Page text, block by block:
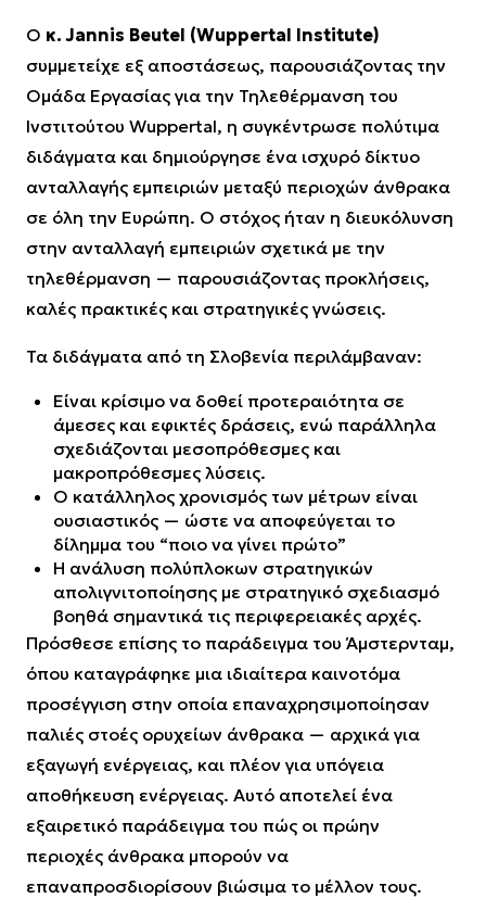
Ο κ. Jannis Beutel (Wuppertal Institute)
συμμετείχε εξ αποστάσεως, παρουσιάζοντας την
Ομάδα Εργασίας για την Τηλεθέρμανση του
Ινστιτούτου Wuppertal, η συγκέντρωσε πολύτιμα
διδάγματα και δημιούργησε ένα ισχυρό δίκτυο
ανταλλαγής εμπειριών μεταξύ περιοχών άνθρακα
σε όλη την Ευρώπη. Ο στόχος ήταν η διευκόλυνση
στην ανταλλαγή εμπειριών σχετικά με την
τηλεθέρμανση — παρουσιάζοντας προκλήσεις,
καλές πρακτικές και στρατηγικές γνώσεις.
Τα διδάγματα από τη Σλοβενία περιλάμβαναν:
Είναι κρίσιμο να δοθεί προτεραιότητα σε
άμεσες και εφικτές δράσεις, ενώ παράλληλα
σχεδιάζονται μεσοπρόθεσμες και
μακροπρόθεσμες λύσεις.
Ο κατάλληλος χρονισμός των μέτρων είναι
ουσιαστικός — ώστε να αποφεύγεται το
δίλημμα του “ποιο να γίνει πρώτο”
Η ανάλυση πολύπλοκων στρατηγικών
απολιγνιτοποίησης με στρατηγικό σχεδιασμό
βοηθά σημαντικά τις περιφερειακές αρχές.
Πρόσθεσε επίσης το παράδειγμα του Άμστερνταμ,
όπου καταγράφηκε μια ιδιαίτερα καινοτόμα
προσέγγιση στην οποία επαναχρησιμοποίησαν
παλιές στοές ορυχείων άνθρακα — αρχικά για
εξαγωγή ενέργειας, και πλέον για υπόγεια
αποθήκευση ενέργειας. Αυτό αποτελεί ένα
εξαιρετικό παράδειγμα του πώς οι πρώην
περιοχές άνθρακα μπορούν να
επαναπροσδιορίσουν βιώσιμα το μέλλον τους.